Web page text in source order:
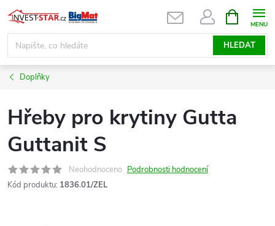
Přejít
na
obsah
HLEDAT
NÁKUPNÍ
KOŠÍK
Doplňky
Hřeby pro krytiny Gutta
Guttanit S
Neohodnoceno Podrobnosti hodnocení
Kód produktu: 1836.01/ZEL